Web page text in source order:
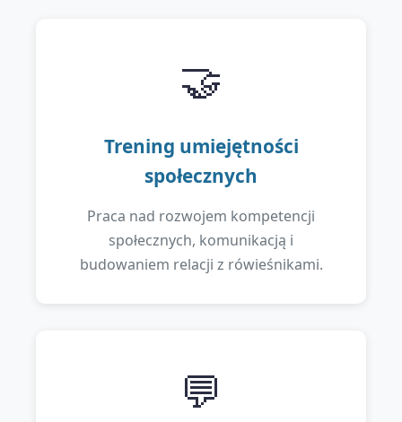
🤝
Trening umiejętności
społecznych
Praca nad rozwojem kompetencji
społecznych, komunikacją i
budowaniem relacji z rówieśnikami.
💬